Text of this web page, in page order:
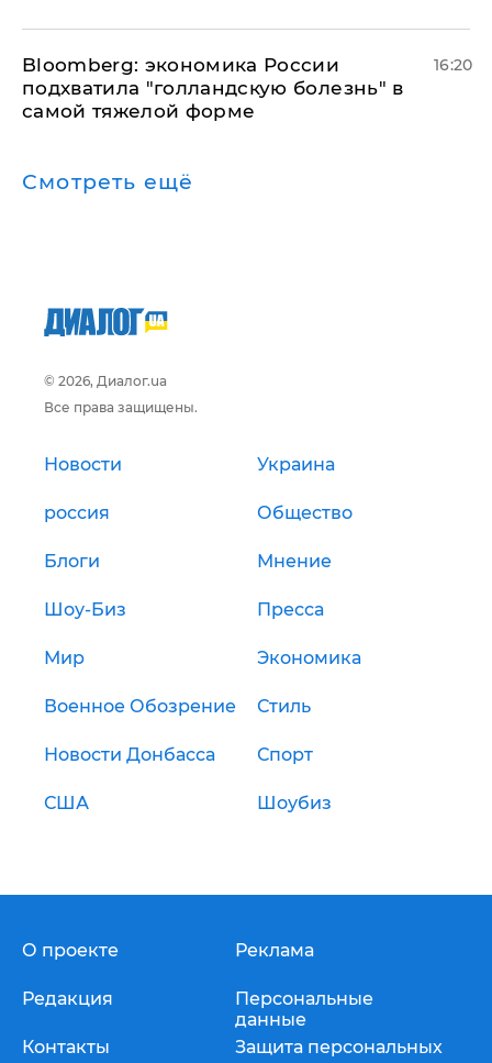
Bloomberg: экономика России
подхватила "голландскую болезнь" в
самой тяжелой форме
16:20
Смотреть ещё
© 2026, Диалог.ua
Все права защищены.
Новости Украина
россия Общество
Блоги Мнение
Шоу-Биз Пресса
Мир Экономика
Военное Обозрение Стиль
Новости Донбасса Спорт
США Шоубиз
О проекте
Редакция
Контакты
Реклама
Персональные
данные
Защита персональных